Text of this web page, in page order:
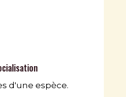
d'une espèce.